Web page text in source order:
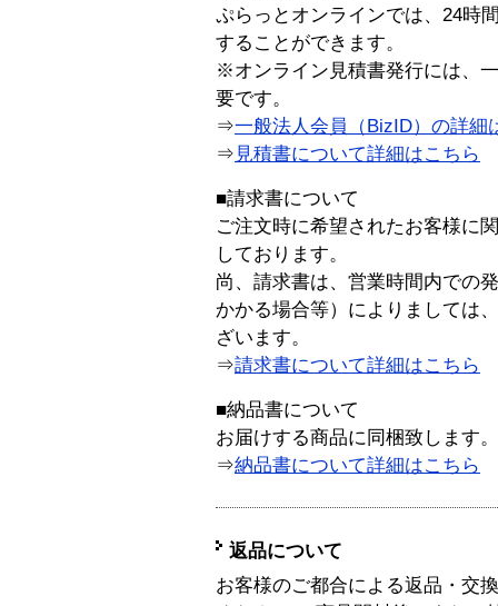
ぷらっとオンラインでは、24時
することができます。
※オンライン見積書発行には、
要です。
⇒一般法人会員（BizID）の詳細
⇒ 見積書について詳細はこちら
■請求書について
ご注文時に希望されたお客様に
しております。
尚、請求書は、営業時間内での
かかる場合等）によりましては
ざいます。
⇒請求書について詳細はこちら
■納品書について
お届けする商品に同梱致します。
⇒納品書について詳細はこちら
返品について
お客様のご都合による返品・交